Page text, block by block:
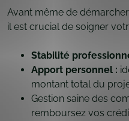
Avant même de
il est crucial de soigner
Stabilité
Apport personnel :
montant total du
Gestion saine des
remboursez vos